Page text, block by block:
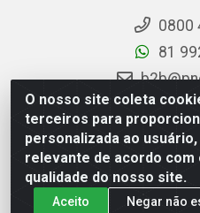
O nosso site coleta
terceiros para
personalizada ao
relevante de acordo
qualidade do nosso site.
Aceito
Negar não
0800
81
Privacidade